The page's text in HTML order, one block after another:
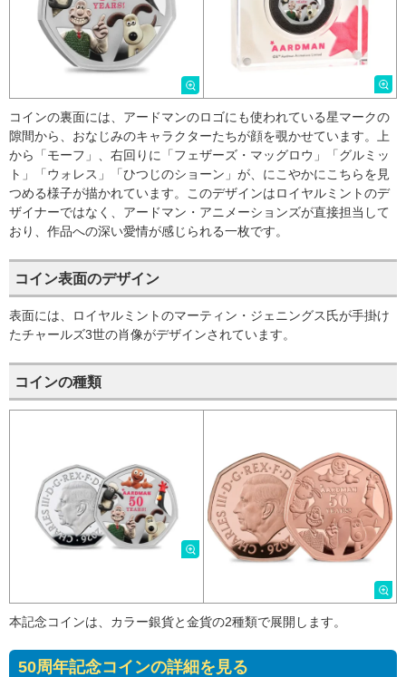
コインの裏面には、アードマンのロゴにも使われている星マークの
隙間から、おなじみのキャラクターたちが顔を覗かせています。上
から「モーフ」、右回りに「フェザーズ・マッグロウ」「グルミッ
ト」「ウォレス」「ひつじのショーン」が、にこやかにこちらを見
つめる様子が描かれています。このデザインはロイヤルミントのデ
ザイナーではなく、アードマン・アニメーションズが直接担当して
おり、作品への深い愛情が感じられる一枚です。
コイン表面のデザイン
表面には、ロイヤルミントのマーティン・ジェニングス氏が手掛け
たチャールズ3世の肖像がデザインされています。
コインの種類
本記念コインは、カラー銀貨と金貨の2種類で展開します。
50周年記念コインの詳細を見る